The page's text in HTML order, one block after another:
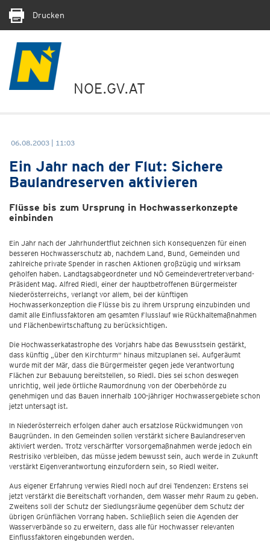
Drucken
NOE.GV.AT
06.08.2003 | 11:03
Ein Jahr nach der Flut: Sichere
Baulandreserven aktivieren
Flüsse bis zum Ursprung in Hochwasserkonzepte
einbinden
Ein Jahr nach der Jahrhundertflut zeichnen sich Konsequenzen für einen
besseren Hochwasserschutz ab, nachdem Land, Bund, Gemeinden und
zahlreiche private Spender in raschen Aktionen großzügig und wirksam
geholfen haben. Landtagsabgeordneter und NÖ Gemeindevertreterverband-
Präsident Mag. Alfred Riedl, einer der hauptbetroffenen Bürgermeister
Niederösterreichs, verlangt vor allem, bei der künftigen
Hochwasserkonzeption die Flüsse bis zu ihrem Ursprung einzubinden und
damit alle Einflussfaktoren am gesamten Flusslauf wie Rückhaltemaßnahmen
und Flächenbewirtschaftung zu berücksichtigen.
Die Hochwasserkatastrophe des Vorjahrs habe das Bewusstsein gestärkt,
dass künftig „über den Kirchturm“ hinaus mitzuplanen sei. Aufgeräumt
wurde mit der Mär, dass die Bürgermeister gegen jede Verantwortung
Flächen zur Bebauung bereitstellen, so Riedl. Dies sei schon deswegen
unrichtig, weil jede örtliche Raumordnung von der Oberbehörde zu
genehmigen und das Bauen innerhalb 100-jähriger Hochwassergebiete schon
jetzt untersagt ist.
In Niederösterreich erfolgen daher auch ersatzlose Rückwidmungen von
Baugründen. In den Gemeinden sollen verstärkt sichere Baulandreserven
aktiviert werden. Trotz verschärfter Vorsorgemaßnahmen werde jedoch ein
Restrisiko verbleiben, das müsse jedem bewusst sein, auch werde in Zukunft
verstärkt Eigenverantwortung einzufordern sein, so Riedl weiter.
Aus eigener Erfahrung verwies Riedl noch auf drei Tendenzen: Erstens sei
jetzt verstärkt die Bereitschaft vorhanden, dem Wasser mehr Raum zu geben.
Zweitens soll der Schutz der Siedlungsräume gegenüber dem Schutz der
übrigen Grünflächen Vorrang haben. Schließlich seien die Agenden der
Wasserverbände so zu erweitern, dass alle für Hochwasser relevanten
Einflussfaktoren eingebunden werden.